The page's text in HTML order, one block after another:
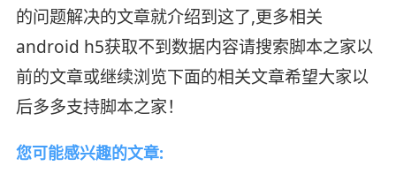
的问题解决的文章就介绍到这了,更多相关
android h5获取不到数据内容请搜索脚本之家以
前的文章或继续浏览下面的相关文章希望大家以
后多多支持脚本之家！
您可能感兴趣的文章: